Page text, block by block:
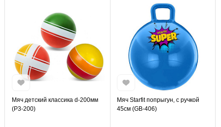
Мяч детский классика d-200мм
(Р3-200)
Мяч Starfit попрыгун, с ручкой
45см (GB-406)